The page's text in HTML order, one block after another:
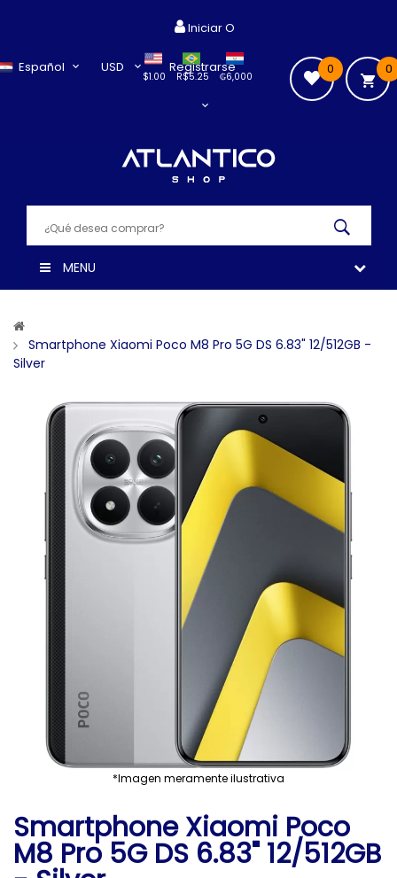
Español USD
$1.00 ₲6,000
R$5.25
Iniciar O
Registrarse 0
0
MENU
Smartphone Xiaomi Poco M8 Pro 5G DS 6.83" 12/512GB -
Silver
*Imagen meramente ilustrativa
Smartphone Xiaomi Poco
M8 Pro 5G DS 6.83" 12/512GB